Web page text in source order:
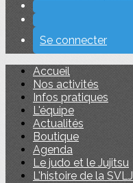
Se connecter
Accueil
Nos activités
Infos pratiques
L'équipe
Actualités
Boutique
Agenda
Le judo et le Jujitsu
L'histoire de la SVLJ